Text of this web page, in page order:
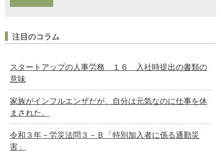
注目のコラム
スタートアップの人事労務 １６ 入社時提出の書類の
意味
家族がインフルエンザだが、自分は元気なのに仕事を休
まされた。
令和３年－労災法問３－Ｂ「特別加入者に係る通勤災
害」